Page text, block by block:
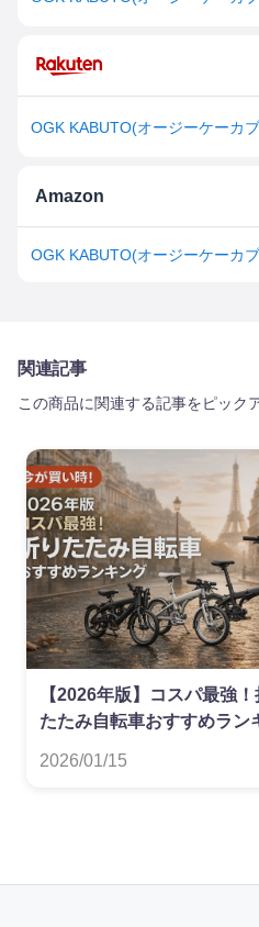
Amazon
関連記事
この商品に関連する記事をピック
【2026年版】コスパ最強！
たたみ自転車おすすめラン
2026/01/15